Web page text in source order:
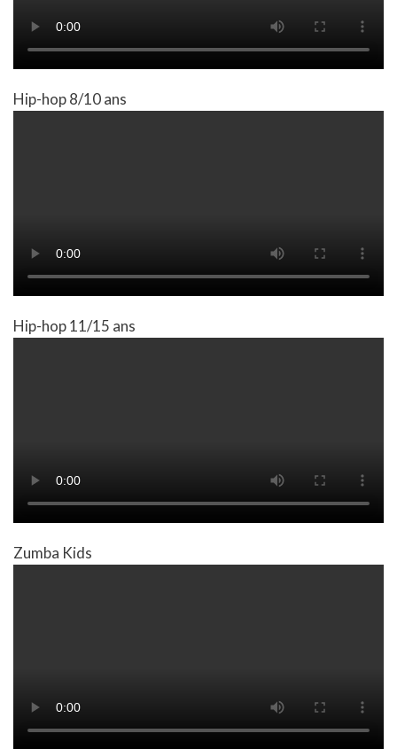
Hip-hop 8/10 ans
Hip-hop 11/15 ans
Zumba Kids